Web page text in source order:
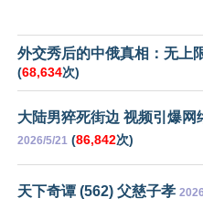
外交秀后的中俄真相：无上
(68,634次)
大陆男猝死街边 视频引爆网
2026/5/21 (86,842次)
天下奇谭 (562) 父慈子孝